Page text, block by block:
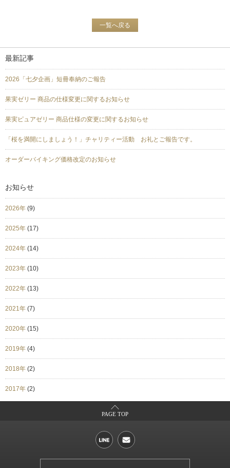
一覧へ戻る
最新記事
2026「七夕企画」短冊奉納のご報告
果実ゼリー 商品の仕様変更に関するお知らせ
果実ピュアゼリー 商品仕様の変更に関するお知らせ
「桜を満開にしましょう！」チャリティー活動 お礼とご報告です。
オーダーバイキング価格改定のお知らせ
お知らせ
2026年 (9)
2025年 (17)
2024年 (14)
2023年 (10)
2022年 (13)
2021年 (7)
2020年 (15)
2019年 (4)
2018年 (2)
2017年 (2)
PAGE TOP